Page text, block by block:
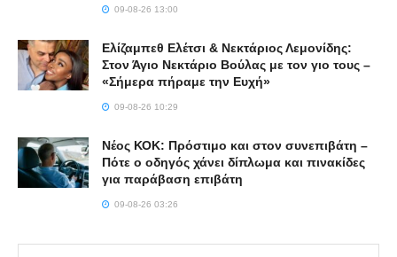
09-08-26 13:00
Ελίζαμπεθ Ελέτσι & Νεκτάριος Λεμονίδης:
Στον Άγιο Νεκτάριο Βούλας με τον γιο τους –
«Σήμερα πήραμε την Ευχή»
09-08-26 10:29
Νέος ΚΟΚ: Πρόστιμο και στον συνεπιβάτη –
Πότε ο οδηγός χάνει δίπλωμα και πινακίδες
για παράβαση επιβάτη
09-08-26 03:26